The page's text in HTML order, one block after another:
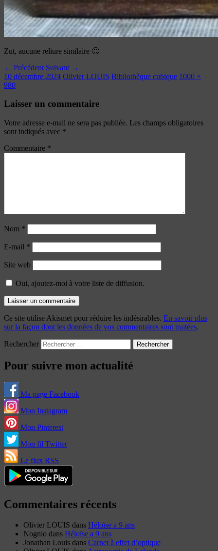
Zut, aucune reliure similaire 🙁
← Précédent Suivant →
10 décembre 2024 Olivier LOUIS Bibliothèque cubique 1000 ×
980
Laisser un commentaire
Votre adresse e-mail ne sera pas publiée. Les champs obligatoires
sont indiqués avec *
Commentaire *
Nom *
E-mail *
Site web
Oui, ajoutez-moi à votre liste de diffusion.
Ce site utilise Akismet pour réduire les indésirables. En savoir plus
sur la façon dont les données de vos commentaires sont traitées.
Rechercher
Pour suivre mon actualité
Ma page Facebook
Mon Instagram
Mon Pinterest
Mon fil Twitter
Le flux RSS
Commentaires récents
Olivier LOUIS dans Héloïse a 9 ans
Nognio dans Héloïse a 9 ans
Jonathan Louis dans Carnet à effet d’optique